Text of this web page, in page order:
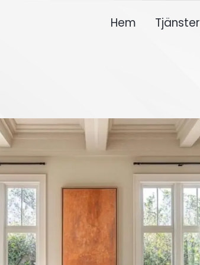
Hem Tjänster